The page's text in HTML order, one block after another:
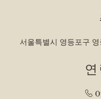
서울특별시 영등포구